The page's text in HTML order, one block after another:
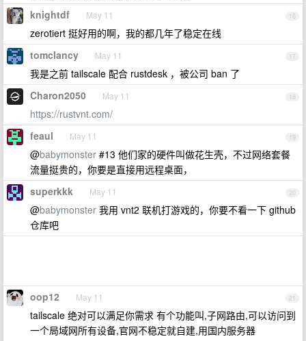
16
knightdf May 11
zerotiert 挺好用的啊，我的都几年了稳定在线
17
tomclancy May 11
我是之前 tailscale 配合 rustdesk ，被公司 ban 了
18
Charon2050 May 11
https://rustvnt.com/
19
feaul May 11
@babymonster #13 他们家的硬件叫做花生壳，不过网络套餐
流量挺贵的，你要是直接用远程桌面，
20
superkkk May 11
@babymonster 我用 vnt2 联机打游戏的，你要不看一下 github
仓库吧
21
oop12 May 11
tailscale 绝对可以满足你需求 有个功能叫,子网路由,可以访问到
一个局域网所有设备,官网不稳定就自建,用国内服务器